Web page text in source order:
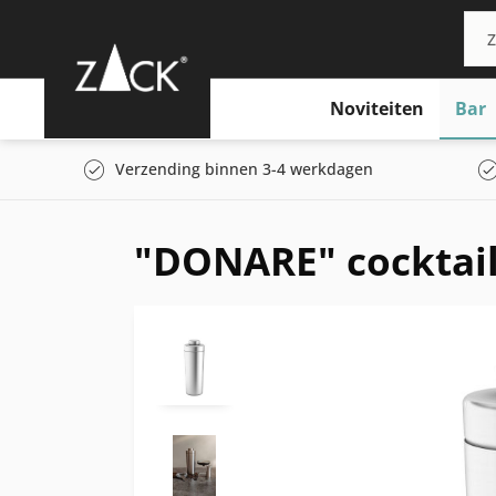
Noviteiten Bar
Verzending binnen 3-4 werkdagen
"DONARE"